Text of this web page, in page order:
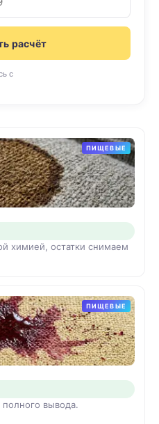
расчёт
с
ПИЩЕВЫЕ
химией, остатки снимаем
ПИЩЕВЫЕ
полного вывода.